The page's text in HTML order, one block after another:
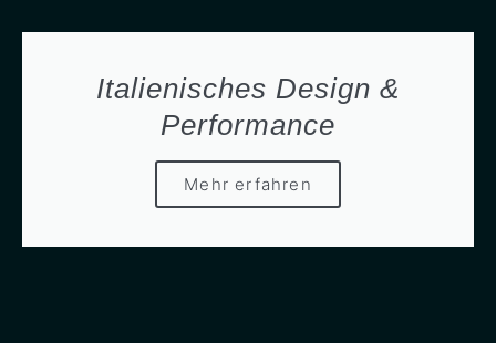
Italienisches Design &
Performance
Mehr erfahren